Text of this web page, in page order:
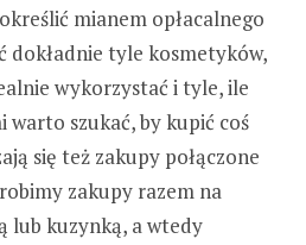
mianem opłacalnego
dokładnie tyle kosmetyków,
wykorzystać i tyle, ile
warto szukać, by kupić coś
się też zakupy połączone
zakupy razem na
lub kuzynką, a wtedy